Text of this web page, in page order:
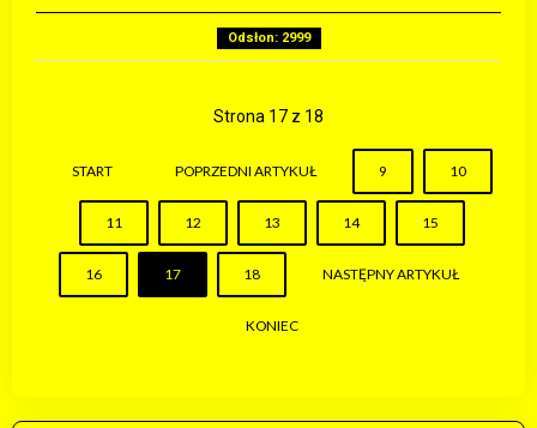
Odsłon: 2999
Strona 17 z 18
START POPRZEDNI ARTYKUŁ 9 10
11 12 13 14 15
16 17 18 NASTĘPNY ARTYKUŁ
KONIEC